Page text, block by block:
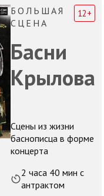
БОЛЬШАЯ
СЦЕНА
Басни
Крылова
Сцены из жизни
баснописца в форме
концерта
12+
2 часа 40 мин с
антрактом